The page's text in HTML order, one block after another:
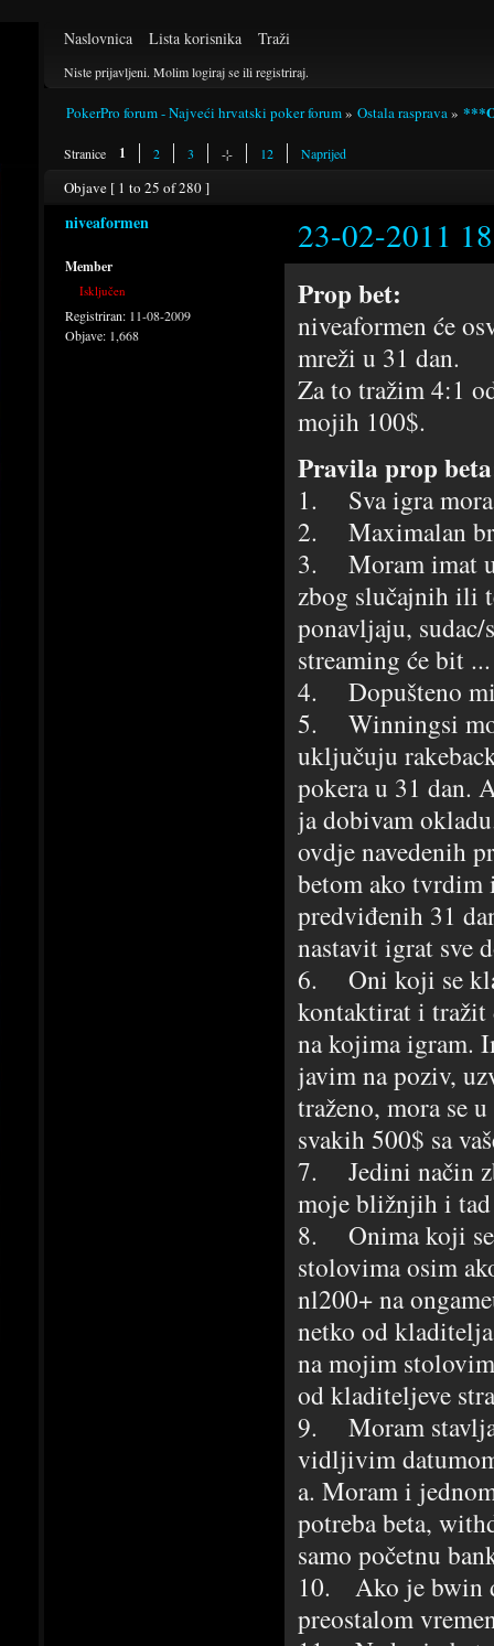
Naslovnica Lista korisnika Traži
Niste prijavljeni. Molim logiraj se ili registriraj.
PokerPro forum - Najveći hrvatski poker forum» Ostala rasprava»
Stranice 1 2 3 -¦- 12 Naprijed
Objave [ 1 to 25 of 280 ]
niveaformen 23-02-2011
Member
Isključen
Registriran: 11-08-2009
Objave: 1,668
Prop bet:
niveaformen će
mreži u 31 dan.
Za to tražim 4:1
mojih 100$.
Pravila prop
1. Sva igra mora
2. Maximalan
3. Moram imat
zbog slučajnih ili
ponavljaju,
streaming će bit ...
4. Dopušteno mi
5. Winningsi
uključuju
pokera u 31 dan.
ja dobivam
ovdje navedenih
betom ako tvrdim
predviđenih 31
nastavit igrat sve
6. Oni koji se
kontaktirat i tražit
na kojima igram.
javim na poziv,
traženo, mora se
svakih 500$ sa
7. Jedini način
moje bližnjih i tad
8. Onima koji se
stolovima osim
nl200+ na
netko od
na mojim
od kladiteljeve
9. Moram stavljat
vidljivim
a. Moram i
potreba beta,
samo početnu
10. Ako je bwin
preostalom